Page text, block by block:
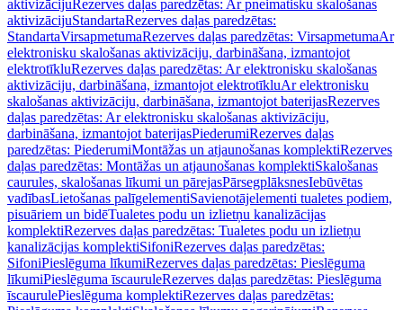
aktivizācijuRezerves daļas paredzētas: Ar pneimatisku skalošanas
aktivizācijuStandartaRezerves daļas paredzētas:
StandartaVirsapmetumaRezerves daļas paredzētas: VirsapmetumaAr
elektronisku skalošanas aktivizāciju, darbināšana, izmantojot
elektrotīkluRezerves daļas paredzētas: Ar elektronisku skalošanas
aktivizāciju, darbināšana, izmantojot elektrotīkluAr elektronisku
skalošanas aktivizāciju, darbināšana, izmantojot baterijasRezerves
daļas paredzētas: Ar elektronisku skalošanas aktivizāciju,
darbināšana, izmantojot baterijasPiederumiRezerves daļas
paredzētas: PiederumiMontāžas un atjaunošanas komplektiRezerves
daļas paredzētas: Montāžas un atjaunošanas komplektiSkalošanas
caurules, skalošanas līkumi un pārejasPārsegplāksnesIebūvētas
vadībasLietošanas palīgelementiSavienotājelementi tualetes podiem,
pisuāriem un bidēTualetes podu un izlietņu kanalizācijas
komplektiRezerves daļas paredzētas: Tualetes podu un izlietņu
kanalizācijas komplektiSifoniRezerves daļas paredzētas:
SifoniPieslēguma līkumiRezerves daļas paredzētas: Pieslēguma
līkumiPieslēguma īscauruleRezerves daļas paredzētas: Pieslēguma
īscaurulePieslēguma komplektiRezerves daļas paredzētas: